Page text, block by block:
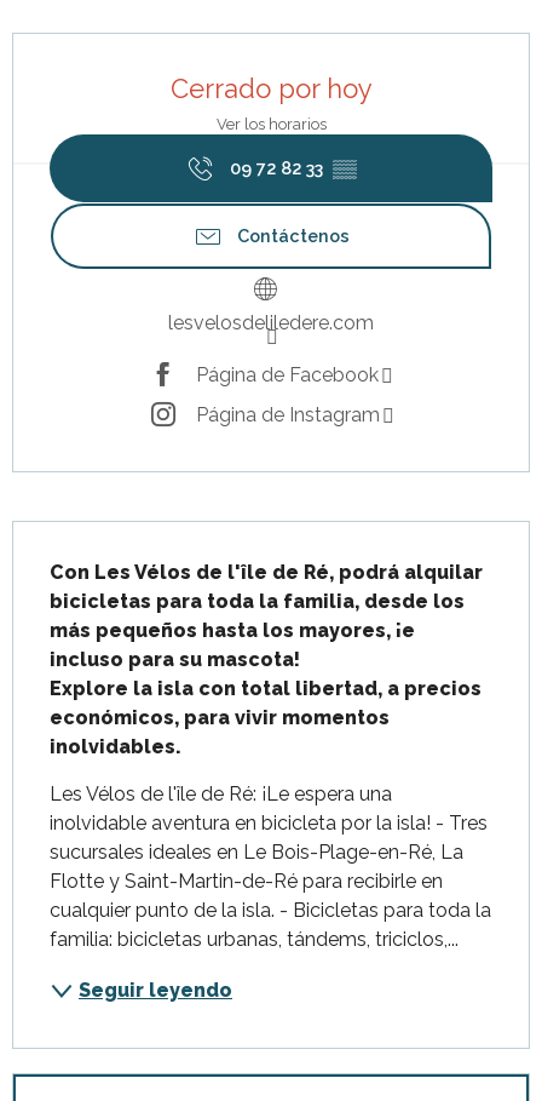
Cerrado por hoy
Ver los horarios
09 72 82 33 ▒▒
Contáctenos
lesvelosdeliledere.com
Página de Facebook
Página de Instagram
Con Les Vélos de l'île de Ré, podrá alquilar
bicicletas para toda la familia, desde los
más pequeños hasta los mayores, ¡e
incluso para su mascota!
Explore la isla con total libertad, a precios
económicos, para vivir momentos
inolvidables.
Les Vélos de l'île de Ré: ¡Le espera una
inolvidable aventura en bicicleta por la isla! - Tres
sucursales ideales en Le Bois-Plage-en-Ré, La
Flotte y Saint-Martin-de-Ré para recibirle en
cualquier punto de la isla. - Bicicletas para toda la
familia: bicicletas urbanas, tándems, triciclos,...
Seguir leyendo